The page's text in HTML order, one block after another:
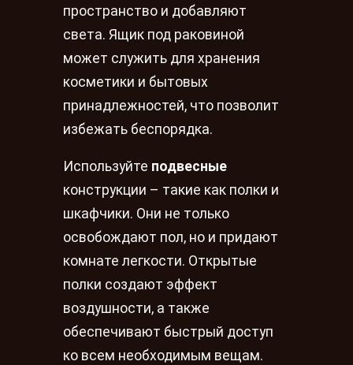
пространство и добавляют
света. Ящик под раковиной
может служить для хранения
косметики и бытовых
принадлежностей, что позволит
избежать беспорядка.
Используйте подвесные
конструкции – такие как полки и
шкафчики. Они не только
освобождают пол, но и придают
комнате легкости. Открытые
полки создают эффект
воздушности, а также
обеспечивают быстрый доступ
ко всем необходимым вещам.